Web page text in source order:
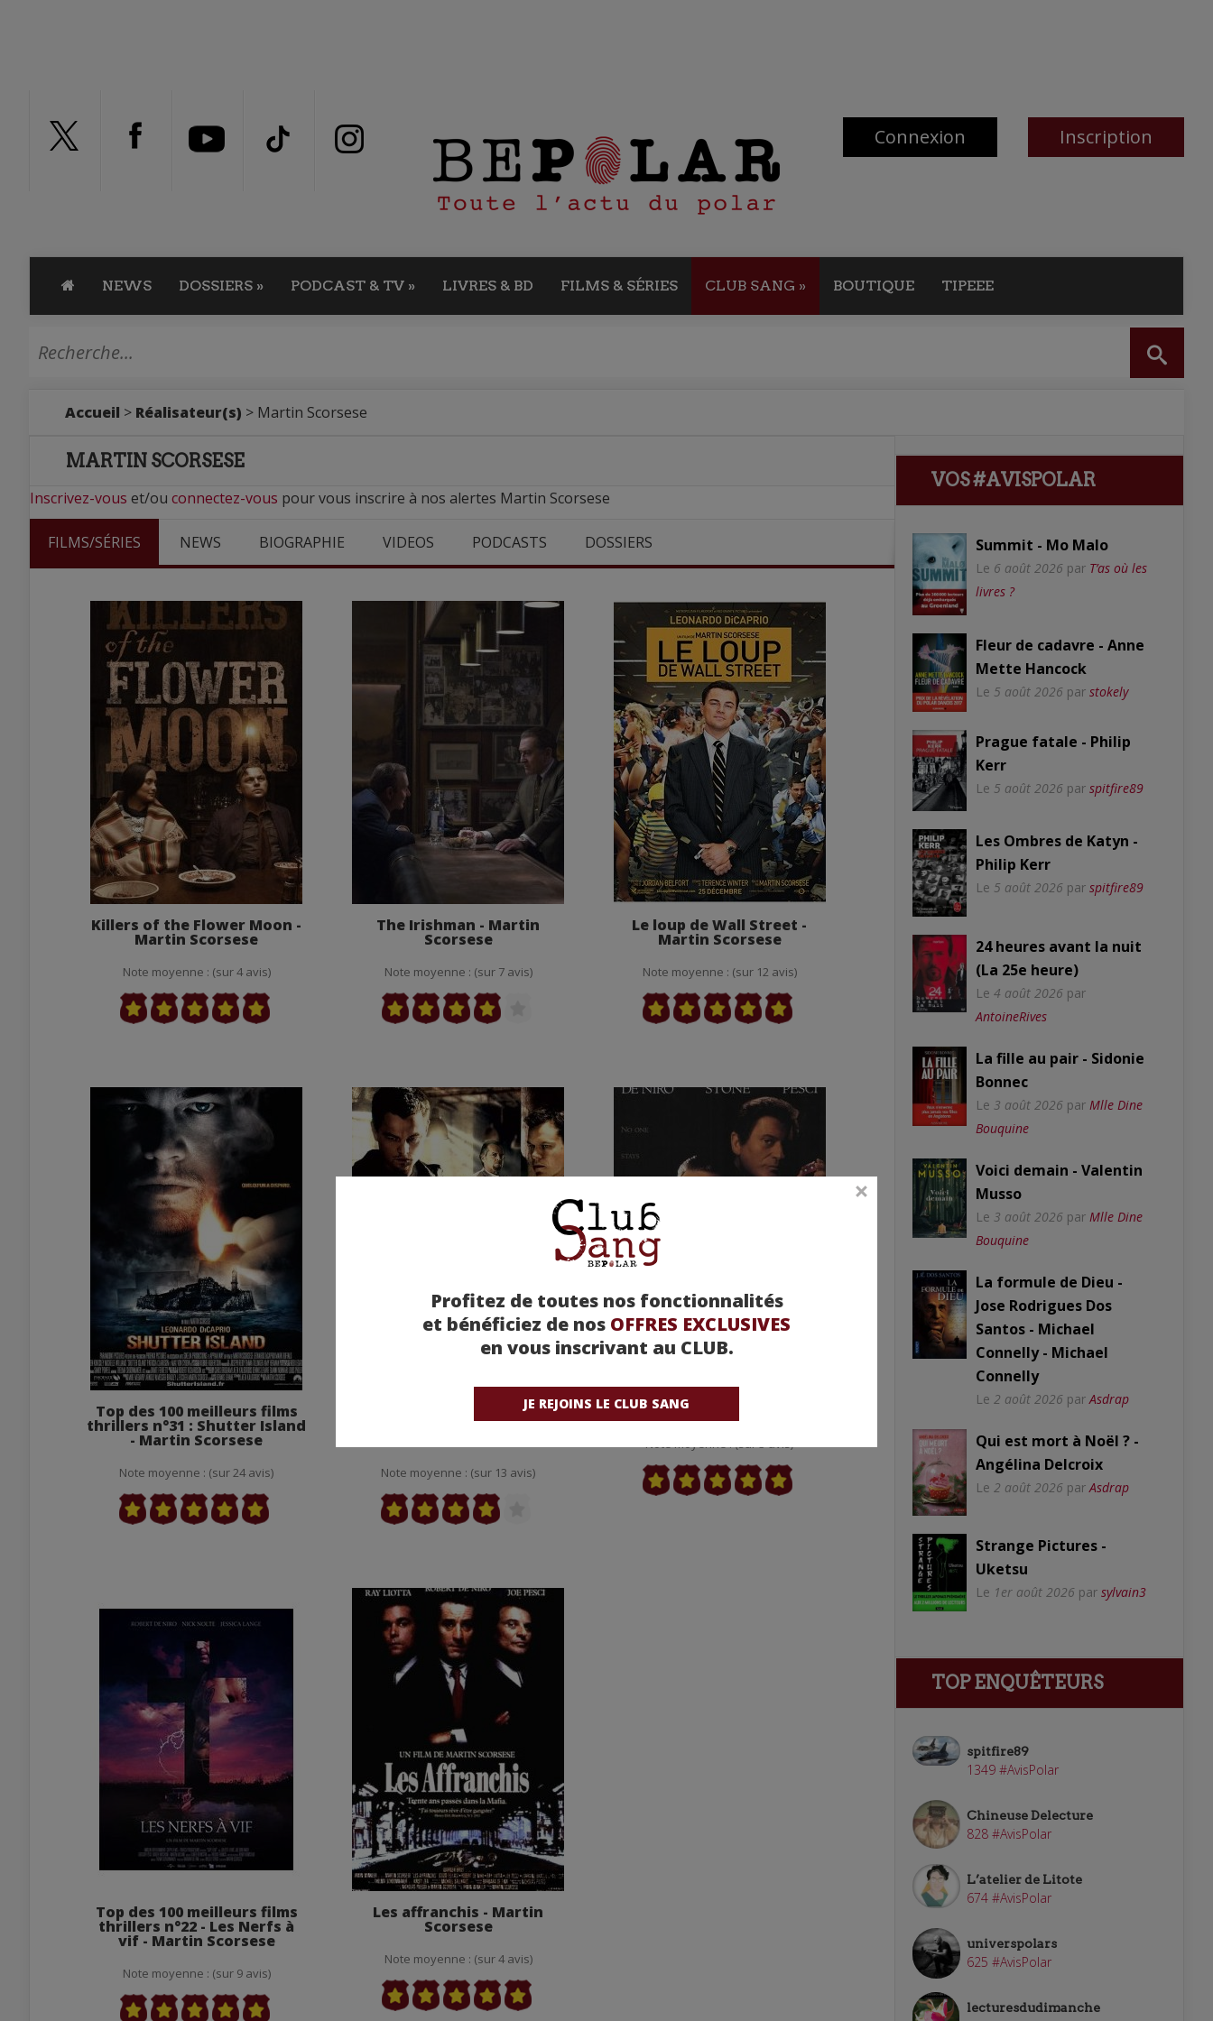
Connexion Inscription
NEWS DOSSIERS » PODCAST & TV » LIVRES & BD FILMS & SÉRIES CLUB SANG » BOUTIQUE TIPEEE
Profitez de toutes nos fonctionnalités
et bénéficiez de nos OFFRES EXCLUSIVES
en vous inscrivant au CLUB.
JE REJOINS LE CLUB SANG
Accueil > Réalisateur(s) > Martin Scorsese
MARTIN SCORSESE
Inscrivez-vous et/ou connectez-vous pour vous inscrire à nos alertes Martin Scorsese
FILMS/SÉRIES NEWS BIOGRAPHIE VIDEOS PODCASTS DOSSIERS
Killers of the Flower Moon -
Martin Scorsese
Note moyenne : (sur 4 avis)
The Irishman - Martin
Scorsese
Note moyenne : (sur 7 avis)
Le loup de Wall Street -
Martin Scorsese
Note moyenne : (sur 12 avis)
Top des 100 meilleurs films
thrillers n°31 : Shutter Island
- Martin Scorsese
Note moyenne : (sur 24 avis)
Top des 100 meilleurs films
thrillers n°40 : Les infiltrés -
Note moyenne : (sur 13 avis)
Casino - Martin Scorsese
Note moyenne : (sur 3 avis)
Top des 100 meilleurs films
thrillers n°22 - Les Nerfs à
vif - Martin Scorsese
Note moyenne : (sur 9 avis)
Les affranchis - Martin
Scorsese
Note moyenne : (sur 4 avis)
VOS #AVISPOLAR
Summit - Mo Malo
Le 6 août 2026 par T’as où les
livres ?
Fleur de cadavre - Anne
Mette Hancock
Le 5 août 2026 par stokely
Prague fatale - Philip
Kerr
Le 5 août 2026 par spitfire89
Les Ombres de Katyn -
Philip Kerr
Le 5 août 2026 par spitfire89
24 heures avant la nuit
(La 25e heure)
Le 4 août 2026 par
AntoineRives
La fille au pair - Sidonie
Bonnec
Le 3 août 2026 par Mlle Dine
Bouquine
Voici demain - Valentin
Musso
Le 3 août 2026 par Mlle Dine
Bouquine
La formule de Dieu -
Jose Rodrigues Dos
Santos - Michael
Connelly - Michael
Connelly
Le 2 août 2026 par Asdrap
Qui est mort à Noël ? -
Angélina Delcroix
Le 2 août 2026 par Asdrap
Strange Pictures -
Uketsu
Le 1er août 2026 par sylvain3
TOP ENQUÊTEURS
spitfire89
1349 #AvisPolar
Chineuse Delecture
828 #AvisPolar
L’atelier de Litote
674 #AvisPolar
universpolars
625 #AvisPolar
lecturesdudimanche